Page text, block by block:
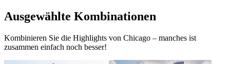
Ausgewählte Kombinationen
Kombinieren Sie die Highlights von Chicago – manches ist
zusammen einfach noch besser!